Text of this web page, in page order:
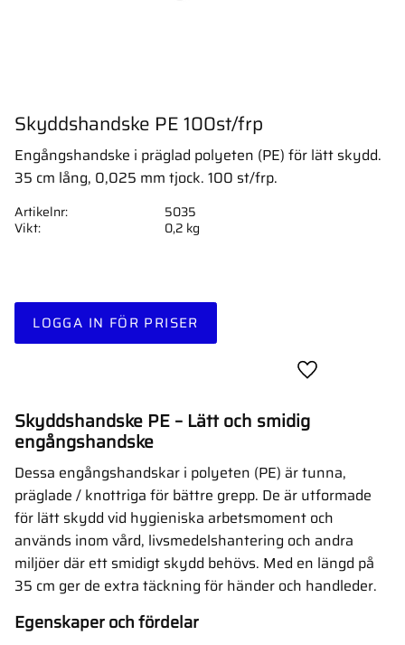
Skyddshandske PE 100st/frp
Engångshandske i präglad polyeten (PE) för lätt skydd.
35 cm lång, 0,025 mm tjock. 100 st/frp.
LOGGA IN FÖR PRISER
Lägg till i
Artikelnr
5035
Vikt
0,2 kg
Skyddshandske PE – Lätt och smidig
engångshandske
Dessa engångshandskar i polyeten (PE) är tunna,
präglade / knottriga för bättre grepp. De är utformade
för lätt skydd vid hygieniska arbetsmoment och
används inom vård, livsmedelshantering och andra
miljöer där ett smidigt skydd behövs. Med en längd på
35 cm ger de extra täckning för händer och handleder.
Egenskaper och fördelar